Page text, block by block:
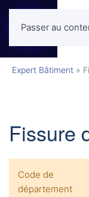
Passer au
Expert Bâtiment »
Fissure
Code de
département